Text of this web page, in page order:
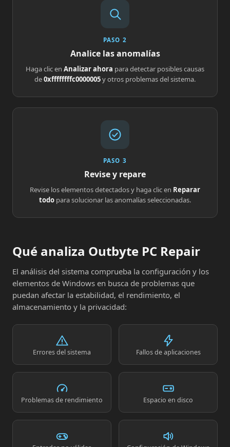
PASO 2
Analice las anomalías
Haga clic en Analizar ahora para detectar posibles causas
de0xffffffffc0000005y otros problemas del sistema.
PASO 3
Revise y repare
Revise los elementos detectados y haga clic en Reparar
todo para solucionar las anomalías seleccionadas.
Qué analiza Outbyte PC Repair
El análisis del sistema comprueba la configuración y los
elementos de Windows en busca de problemas que
puedan afectar la estabilidad, el rendimiento, el
almacenamiento y la privacidad:
Errores del sistema Fallos de aplicaciones
Problemas de rendimiento Espacio en disco